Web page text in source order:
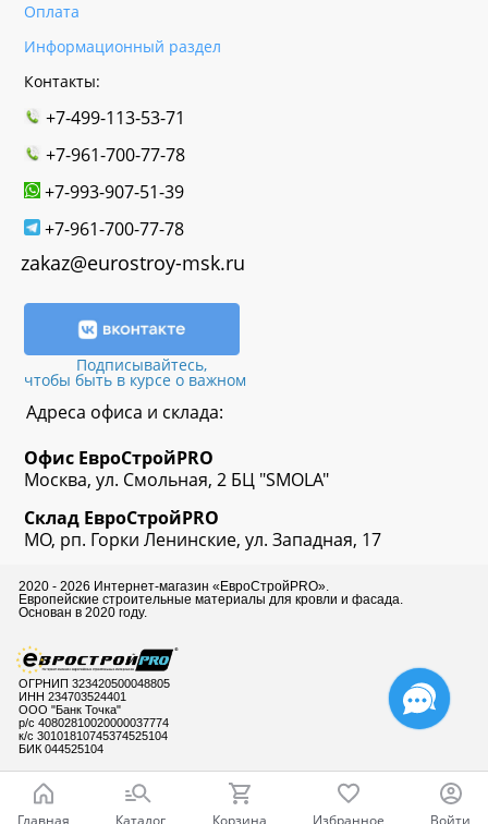
Оплата
Информационный раздел
Контакты:
+7-499-113-53-71
+7-961-700-77-78
+7-993-907-51-39
+7-961-700-77-78
zakaz@eurostroy-msk.ru
Подписывайтесь,
чтобы быть в курсе о важном
Адреса офиса и склада:
Офис ЕвроСтройPRO
Москва, ул. Смольная, 2 БЦ "SMOLA"
Склад ЕвроСтройPRO
МО, рп. Горки Ленинские, ул. Западная, 17
2020 - 2026 Интернет-магазин «ЕвроСтройPRO».
Европейские строительные материалы для кровли и фасада.
Основан в 2020 году.
ОГРНИП 323420500048805
ИНН 234703524401
ООО "Банк Точка"
р/с 40802810020000037774
к/с 30101810745374525104
БИК 044525104
Главная Каталог Корзина Избранное Войти